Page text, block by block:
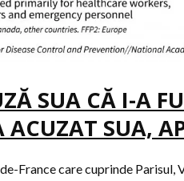
SUA CĂ I-A
ACUZAT SUA,
France care cuprinde Parisul,